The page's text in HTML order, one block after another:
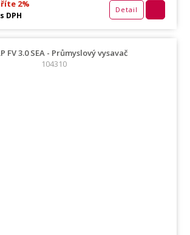
2%
s DPH
Detail
FV 3.0 SEA - Průmyslový vysavač
104310